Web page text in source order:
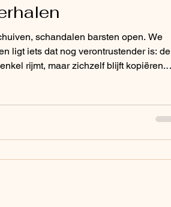
schandalen barsten open. We
ligt iets dat nog verontrustender is: de
rijmt, maar zichzelf blijft kopiëren.